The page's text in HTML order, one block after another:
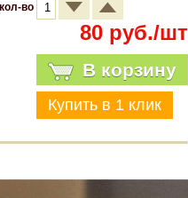
кол-во
80 руб./шт
В корзину